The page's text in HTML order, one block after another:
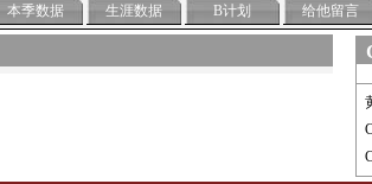
本季数据 生涯数据 B计划 给他留言